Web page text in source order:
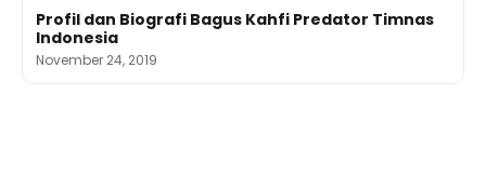
Profil dan Biografi Bagus Kahfi Predator Timnas
Indonesia
November 24, 2019